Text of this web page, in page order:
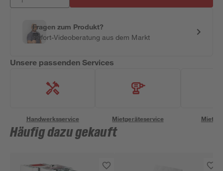
Fragen zum Produkt?
Sofort-Videoberatung aus dem Markt
Unsere passenden Services
Handwerksservice Mietgeräteservice
Häufig dazu gekauft